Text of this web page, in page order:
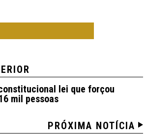
lei que forçou
mil pessoas
PRÓXIMA NOTÍCIA